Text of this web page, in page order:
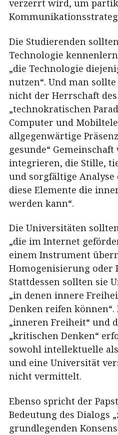
verzerrt wird, um
Die Studierenden
Technologie
„die Technologie
nutzen“. Und man
nicht der Herrschaft
„technokratischen
Computer und
allgegenwärtige
gesunde“
integrieren, die Stille,
und sorgfältige Analyse
diese Elemente die
werden kann“.
Die Universitäten
„die im Internet
einem Instrument
Homogenisierung oder
Stattdessen sollten sie
„in denen innere
Denken reifen
„inneren Freiheit“ und
„kritischen Denken“
sowohl intellektuelle
und eine Universität
nicht vermittelt.
Ebenso spricht der
Bedeutung des Dialogs
grundlegenden